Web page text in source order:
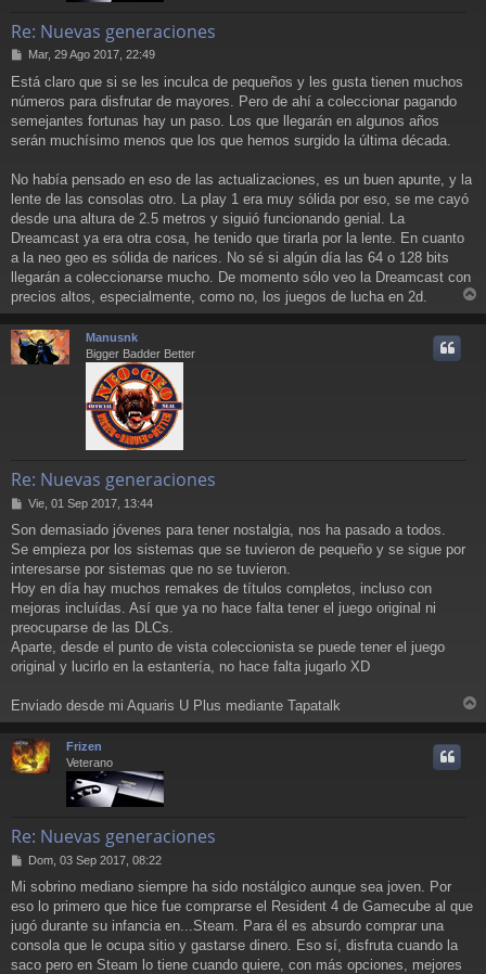
Re: Nuevas generaciones
M
n
s
a
j
Mar, 29 Ago 2017, 22:49
Está claro que si se les inculca de pequeños y les gusta tienen muchos
números para disfrutar de mayores. Pero de ahí a coleccionar pagando
semejantes fortunas hay un paso. Los que llegarán en algunos años
serán muchísimo menos que los que hemos surgido la última década.
No había pensado en eso de las actualizaciones, es un buen apunte, y la
lente de las consolas otro. La play 1 era muy sólida por eso, se me cayó
desde una altura de 2.5 metros y siguió funcionando genial. La
Dreamcast ya era otra cosa, he tenido que tirarla por la lente. En cuanto
a la neo geo es sólida de narices. No sé si algún día las 64 o 128 bits
llegarán a coleccionarse mucho. De momento sólo veo la Dreamcast con
precios altos, especialmente, como no, los juegos de lucha en 2d.
r
Manusnk
Bigger Badder Better
Re: Nuevas generaciones
M
n
s
a
j
e
Vie, 01 Sep 2017, 13:44
Son demasiado jóvenes para tener nostalgia, nos ha pasado a todos.
Se empieza por los sistemas que se tuvieron de pequeño y se sigue por
interesarse por sistemas que no se tuvieron.
Hoy en día hay muchos remakes de títulos completos, incluso con
mejoras incluídas. Así que ya no hace falta tener el juego original ni
preocuparse de las DLCs.
Aparte, desde el punto de vista coleccionista se puede tener el juego
original y lucirlo en la estantería, no hace falta jugarlo XD
Enviado desde mi Aquaris U Plus mediante Tapatalk
r
Frizen
Veterano
Re: Nuevas generaciones
M
n
s
a
j
Dom, 03 Sep 2017, 08:22
Mi sobrino mediano siempre ha sido nostálgico aunque sea joven. Por
eso lo primero que hice fue comprarse el Resident 4 de Gamecube al que
jugó durante su infancia en...Steam. Para él es absurdo comprar una
consola que le ocupa sitio y gastarse dinero. Eso sí, disfruta cuando la
saco pero en Steam lo tiene cuando quiere, con más opciones, mejores